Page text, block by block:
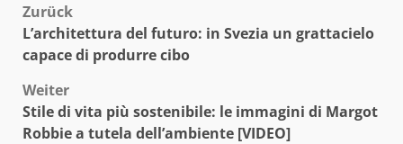
Beitragsnavigation
Zurück
L’architettura del futuro: in Svezia un grattacielo
capace di produrre cibo
Weiter
Stile di vita più sostenibile: le immagini di Margot
Robbie a tutela dell’ambiente [VIDEO]